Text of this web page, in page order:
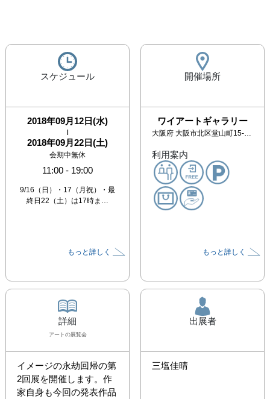
スケジュール
2018年09月12日(水)
|
2018年09月22日(土)
会期中無休
11:00 - 19:00
9/16（日）・17（月祝）・最
終日22（土）は17時ま…
もっと詳しく
開催場所
ワイアートギャラリー
大阪府 大阪市北区堂山町15-17 アクトスリービル1F
利用案内
もっと詳しく
詳細
アート の展覧会
イメージの永劫回帰の第
2回展を開催します。作
家自身も今回の発表作品
出展者
三塩佳晴